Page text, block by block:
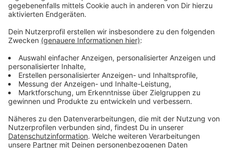
zehn Prozent des benötigten Stroms in Deutschland
erzeugt. Das Potential der Solarenergie ist sehr groß,
sagt Energieforscher Christoph Kost vom Fraunhofer
Institut. Damit meint er nicht nur so große Kraftwerke
wie dem Solarpark Werneuchten bei Berlin. Mit der
kommenden Pflicht, dass auf Neubauten Solaranlagen
installiert werden müssen und immer mehr
Privathaushalten, die sich etwa Balkonanlagen
anschaffen, sei man auf einem guten Weg. Und den
Strom werden wir aufgrund von mehr Elektromobilität
und Luftwärmepumpen als Ersatz für Gas-Heizung
auch brauchen.